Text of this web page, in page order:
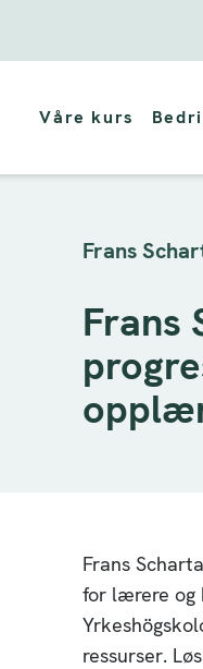
Våre kurs
Frans
Frans
Frans
for lærere og
ressurser.